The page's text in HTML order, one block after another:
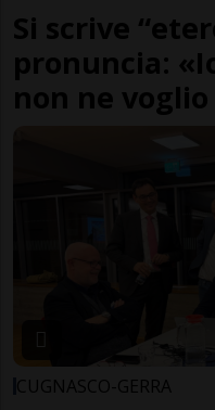
Si scrive
pronuncia:
non ne
CUGNASCO-GERRA